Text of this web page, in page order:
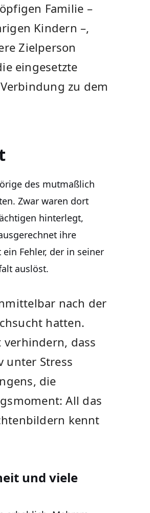
Familie –
Kindern –,
Zielperson
eingesetzte
zu dem
des mutmaßlich
Zwar waren dort
hinterlegt,
ihre
Fehler, der in seiner
auslöst.
nach der
hatten.
dass
unter Stress
die
All das
kennt
und viele